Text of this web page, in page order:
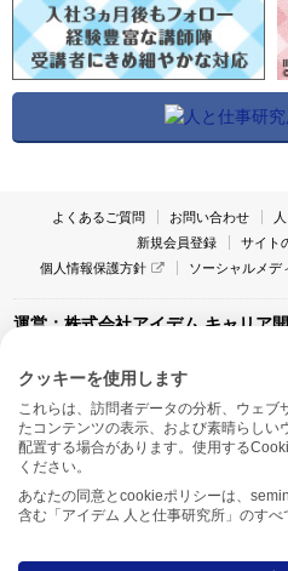
よくあるご質問 お問い合わせ
新規会員登録
サイト
個人情報保護方針
ソーシャルメデ
運営：株式会社アイデム キャリア
〒160-0022 東京都新宿区新宿1-4-10
アイデム本社ビル TEL:03-5269-6020
〒550-0005 大阪府大阪市西区西本町1-
アイデム西本町ビル7F TEL:06-7662-
クッキーを使用します
これらは、訪問者データの分析、ウェ
たコンテンツの表示、および素晴らしい
配置する場合があります。使用する
ください。
あなたの同意とcookieポリシーは、
含む「アイデム 人と仕事研究所」のすべ